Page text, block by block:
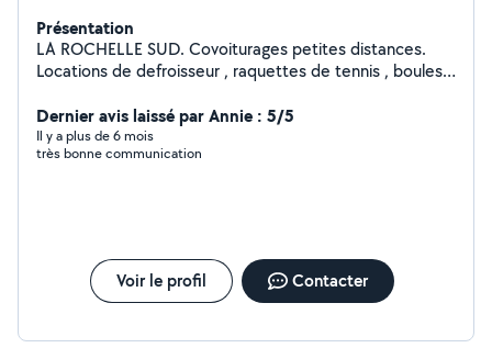
Présentation
LA ROCHELLE SUD. Covoiturages petites distances.
Locations de defroisseur , raquettes de tennis , boules
liés aux Animaux . Je peux egalement retirer et deposer
colis et si possible autres services a la carte ! Au plaisir
de se rencontrer . A bientot peut etre .
Dernier avis laissé par Annie : 5/5
Il y a plus de 6 mois
très bonne communication
Voir le profil Contacter